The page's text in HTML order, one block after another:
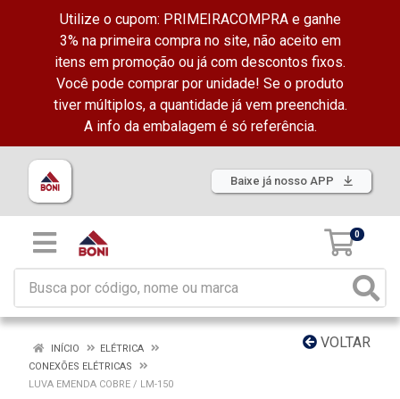
Utilize o cupom: PRIMEIRACOMPRA e ganhe
3% na primeira compra no site, não aceito em
itens em promoção ou já com descontos fixos.
Você pode comprar por unidade! Se o produto
tiver múltiplos, a quantidade já vem preenchida.
A info da embalagem é só referência.
Baixe já nosso APP
0
VOLTAR
INÍCIO
ELÉTRICA
CONEXÕES ELÉTRICAS
LUVA EMENDA COBRE / LM-150